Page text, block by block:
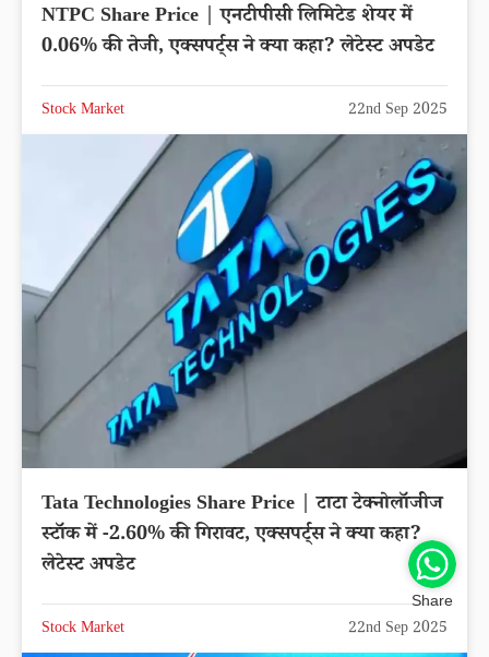
NTPC Share Price | एनटीपीसी लिमिटेड शेयर में
0.06% की तेजी, एक्सपर्ट्स ने क्या कहा? लेटेस्ट अपडेट
Stock Market 22nd Sep 2025
Tata Technologies Share Price | टाटा टेक्नोलॉजीज
स्टॉक में -2.60% की गिरावट, एक्सपर्ट्स ने क्या कहा?
लेटेस्ट अपडेट
Stock Market 22nd Sep 2025
Share